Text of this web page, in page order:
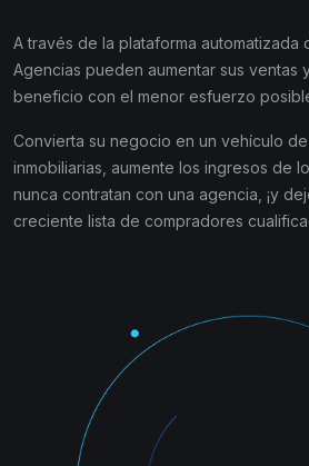
A través de la plataforma automatizada
Agencias pueden aumentar sus ventas
beneficio con el menor esfuerzo
Convierta su negocio en un vehículo
inmobiliarias, aumente los ingresos de
nunca contratan con una agencia, ¡y
creciente lista de compradores